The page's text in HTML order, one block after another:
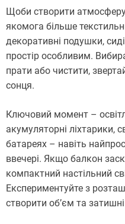
Щоби створити
якомога більше
декоративні подушки,
простір особливим.
прати або чистити,
сонця.
Ключовий момент –
акумуляторні ліхтарики,
батареях – навіть
ввечері. Якщо балкон
компактний настільний
Експериментуйте з
створити об’єм та